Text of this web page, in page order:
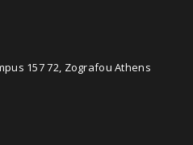
157 72, Zografou Athens